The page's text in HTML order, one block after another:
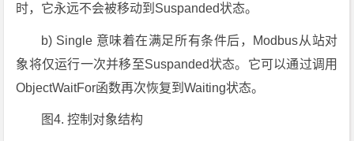
时，它永远不会被移动到Suspanded状态。
b) Single 意味着在满足所有条件后，Modbus从站对
象将仅运行一次并移至Suspanded状态。它可以通过调用
ObjectWaitFor函数再次恢复到Waiting状态。
图4. 控制对象结构